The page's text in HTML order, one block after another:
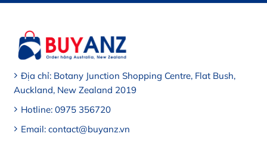
Địa chỉ: Botany Junction Shopping Centre, Flat Bush,
Auckland, New Zealand 2019
Hotline: 0975 356720
Email: contact@buyanz.vn